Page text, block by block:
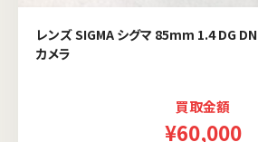
レンズ SIGMA シグマ 85mm 1.4 DG DN
カメラ
買取金額
¥60,000